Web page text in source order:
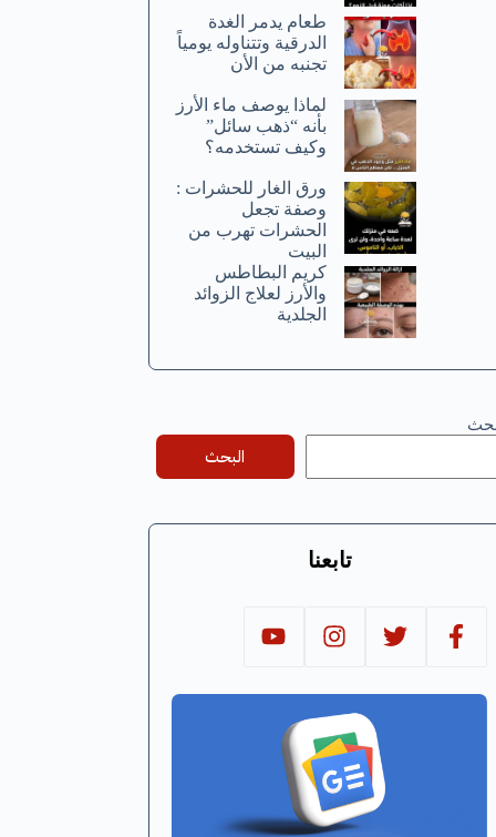
طعام يدمر الغدة
الدرقية وتتناوله يومياً
تجنبه من الأن
لماذا يوصف ماء الأرز
بأنه “ذهب سائل”
وكيف تستخدمه؟
ورق الغار للحشرات :
وصفة تجعل
الحشرات تهرب من
البيت
كريم البطاطس
والأرز لعلاج الزوائد
الجلدية
البحث
تابعنا